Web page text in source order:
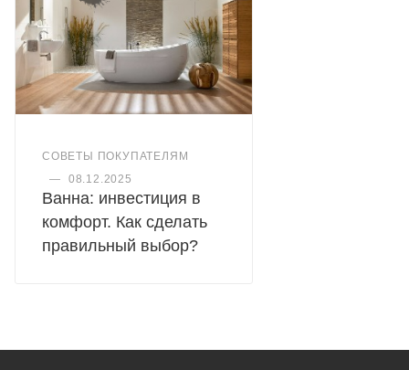
СОВЕТЫ ПОКУПАТЕЛЯМ
—
08.12.2025
Ванна: инвестиция в
комфорт. Как сделать
правильный выбор?